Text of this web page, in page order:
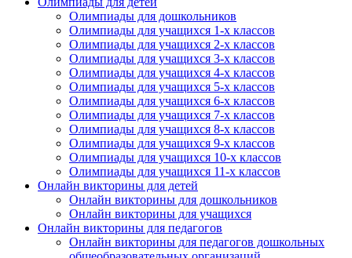
Олимпиады для дошкольников
Олимпиады для учащихся 1-х классов
Олимпиады для учащихся 2-х классов
Олимпиады для учащихся 3-х классов
Олимпиады для учащихся 4-х классов
Олимпиады для учащихся 5-х классов
Олимпиады для учащихся 6-х классов
Олимпиады для учащихся 7-х классов
Олимпиады для учащихся 8-х классов
Олимпиады для учащихся 9-х классов
Олимпиады для учащихся 10-х классов
Олимпиады для учащихся 11-х классов
Онлайн викторины для детей
Онлайн викторины для дошкольников
Онлайн викторины для учащихся
Онлайн викторины для педагогов
Онлайн викторины для педагогов дошкольных